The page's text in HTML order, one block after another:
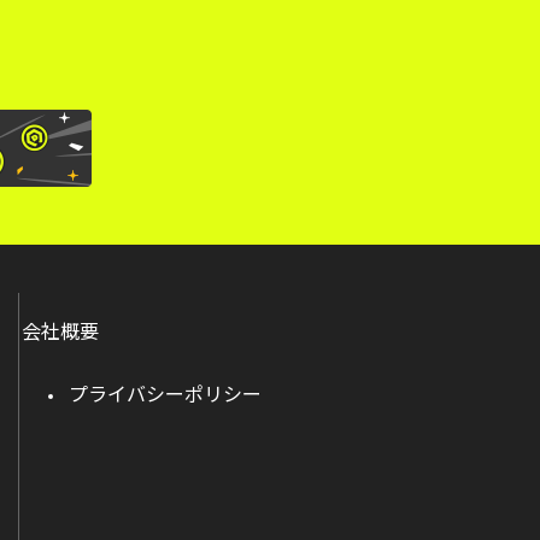
会社概要
プライバシーポリシー